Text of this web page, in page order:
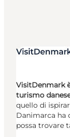
VisitDenmark
turismo
quello di
Danimarca ha
possa trovare